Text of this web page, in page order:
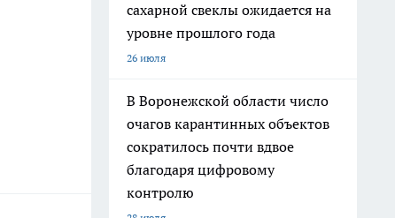
сахарной свеклы ожидается на
уровне прошлого года
26 июля
В Воронежской области число
очагов карантинных объектов
сократилось почти вдвое
благодаря цифровому
контролю